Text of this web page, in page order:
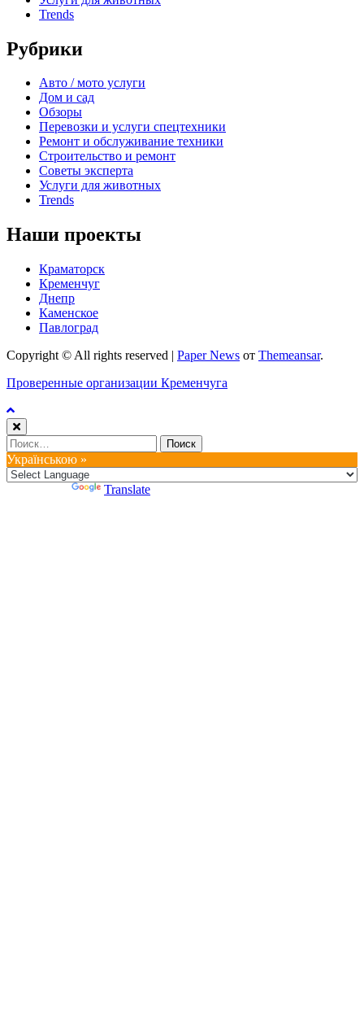
Trends
Рубрики
Авто / мото услуги
Дом и сад
Обзоры
Перевозки и услуги спецтехники
Ремонт и обслуживание техники
Строительство и ремонт
Советы эксперта
Услуги для животных
Trends
Наши проекты
Краматорск
Кременчуг
Днепр
Каменское
Павлоград
Copyright © All rights reserved | Paper News от Themeansar.
Проверенные организации Кременчуга
Найти:
Українською »
Translate